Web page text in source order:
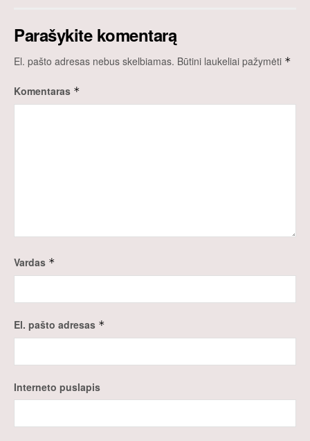
Parašykite komentarą
El. pašto adresas nebus skelbiamas. Būtini laukeliai pažymėti *
Komentaras *
Vardas *
El. pašto adresas *
Interneto puslapis